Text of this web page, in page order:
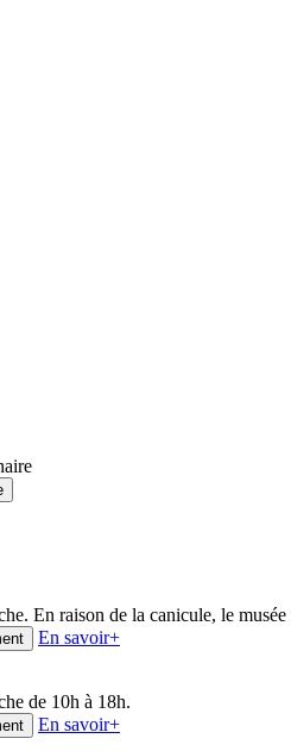
En raison de la canicule, le
En savoir+
de 10h à 18h.
En savoir+